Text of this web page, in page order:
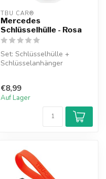
TBU CAR®
Mercedes
Schlüsselhülle - Rosa
Set: Schlüsselhülle +
Schlüsselanhänger
€8,99
Auf Lager